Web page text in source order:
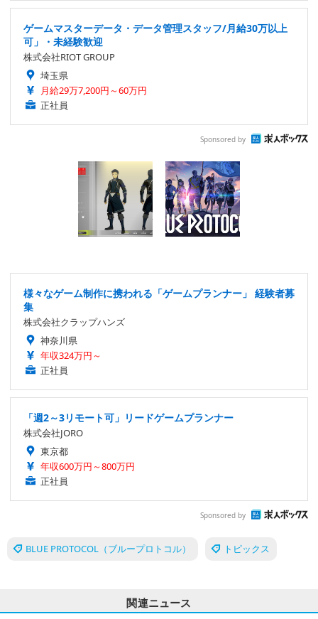
ゲームマスターデータ・データ管理スタッフ/月給30万以上
可」・未経験歓迎
株式会社RIOT GROUP
埼玉県
月給29万7,200円～60万円
正社員
Sponsored by
様々なゲーム制作に携われる「ゲームプランナー」 経験者募
集
株式会社クラップハンズ
神奈川県
年収324万円～
正社員
「週2～3リモート可」リードゲームプランナー
株式会社JORO
東京都
年収600万円～800万円
正社員
Sponsored by
BLUE PROTOCOL（ブループロトコル） トピックス
関連ニュース